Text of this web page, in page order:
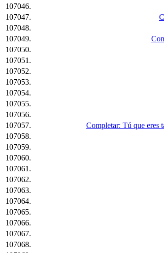
107046.
107047.
107048.
107049.
107050.
107051.
107052.
107053.
107054.
107055.
107056.
107057.
Completar: Tú que eres
107058.
107059.
107060.
107061.
107062.
107063.
107064.
107065.
107066.
107067.
107068.